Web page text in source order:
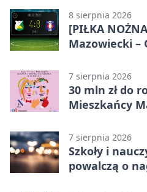
8 sierpnia 2026
[PIŁKA
Mazowiecki –
Grupa 1
7 sierpnia 2026
30 mln zł do
Mieszkańcy
7 sierpnia 2026
Szkoły i
powalczą o